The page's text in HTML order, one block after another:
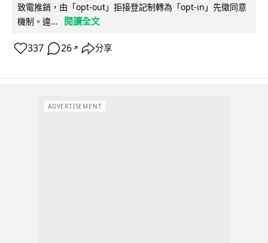
致電推銷，由「opt-out」拒接登記制轉為「opt-in」先徵同意
機制。違...
閱讀全文
337 26 ↗ 分享
ADVERTISEMENT